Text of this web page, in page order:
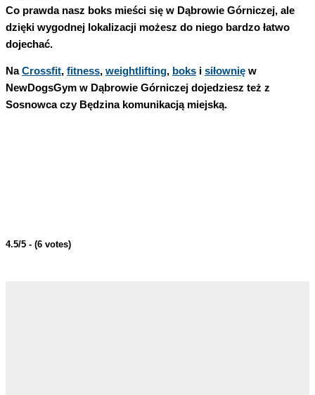
Co prawda nasz boks mieści się w Dąbrowie Górniczej, ale
dzięki wygodnej lokalizacji możesz do niego bardzo łatwo
dojechać.
NaCrossfit, fitness, weightlifting, boks i siłownię w
NewDogsGym w Dąbrowie Górniczej dojedziesz też z
Sosnowca czy Będzina komunikacją miejską.
4.5/5 - (6 votes)